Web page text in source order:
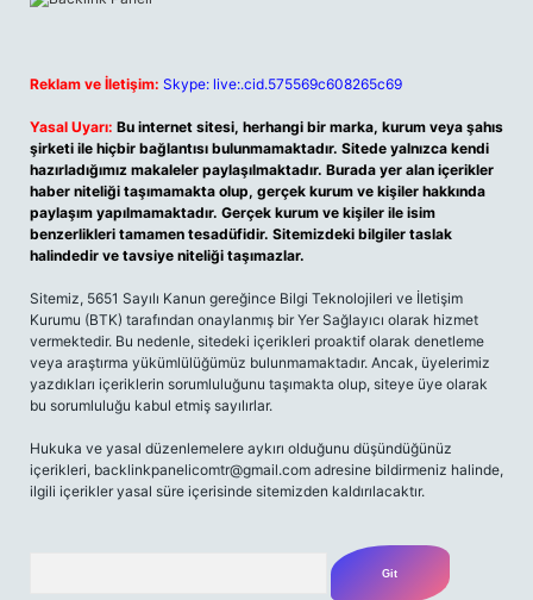
Reklam ve İletişim: Skype: live:.cid.575569c608265c69
Yasal Uyarı: Bu internet sitesi, herhangi bir marka, kurum veya şahıs
şirketi ile hiçbir bağlantısı bulunmamaktadır. Sitede yalnızca kendi
hazırladığımız makaleler paylaşılmaktadır. Burada yer alan içerikler
haber niteliği taşımamakta olup, gerçek kurum ve kişiler hakkında
paylaşım yapılmamaktadır. Gerçek kurum ve kişiler ile isim
benzerlikleri tamamen tesadüfidir. Sitemizdeki bilgiler taslak
halindedir ve tavsiye niteliği taşımazlar.
Sitemiz, 5651 Sayılı Kanun gereğince Bilgi Teknolojileri ve İletişim
Kurumu (BTK) tarafından onaylanmış bir Yer Sağlayıcı olarak hizmet
vermektedir. Bu nedenle, sitedeki içerikleri proaktif olarak denetleme
veya araştırma yükümlülüğümüz bulunmamaktadır. Ancak, üyelerimiz
yazdıkları içeriklerin sorumluluğunu taşımakta olup, siteye üye olarak
bu sorumluluğu kabul etmiş sayılırlar.
Hukuka ve yasal düzenlemelere aykırı olduğunu düşündüğünüz
içerikleri, backlinkpanelicomtr@gmail.com adresine bildirmeniz halinde,
ilgili içerikler yasal süre içerisinde sitemizden kaldırılacaktır.